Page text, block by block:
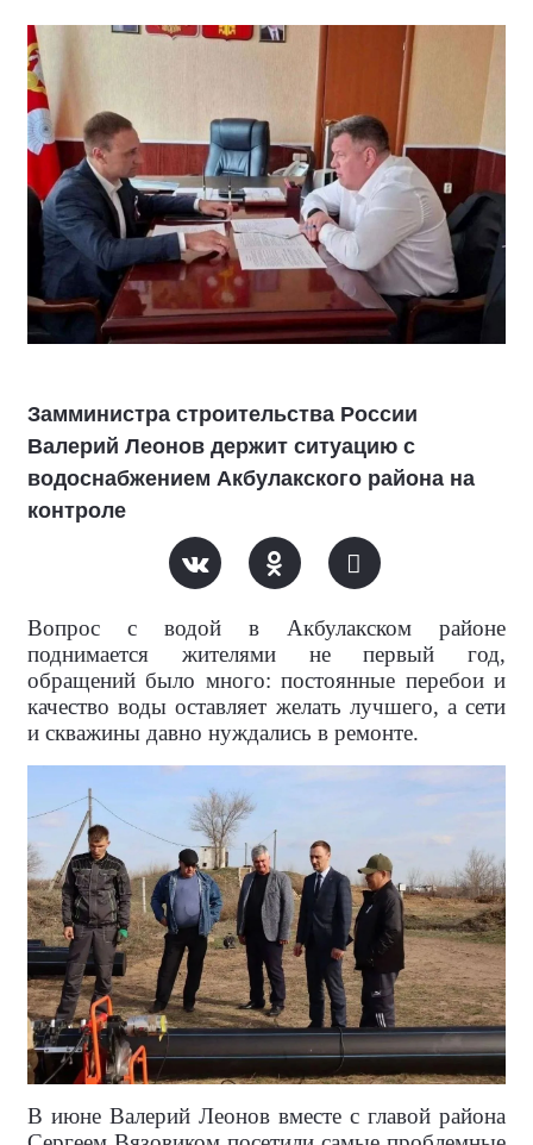
Замминистра строительства России
Валерий Леонов держит ситуацию с
водоснабжением Акбулакского района на
контроле
Вопрос с водой в Акбулакском районе
поднимается жителями не первый год,
обращений было много: постоянные перебои и
качество воды оставляет желать лучшего, а сети
и скважины давно нуждались в ремонте.
В июне Валерий Леонов вместе с главой района